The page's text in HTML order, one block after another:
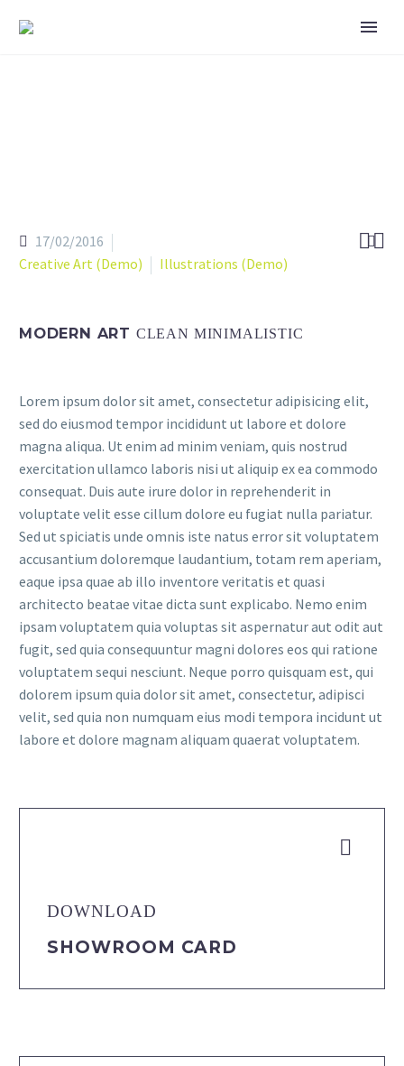

17/02/2016
Creative Art (Demo)
Illustrations (Demo)
MODERN ART CLEAN MINIMALISTIC
Lorem ipsum dolor sit amet, consectetur adipisicing elit,
sed do eiusmod tempor incididunt ut labore et dolore
magna aliqua. Ut enim ad minim veniam, quis nostrud
exercitation ullamco laboris nisi ut aliquip ex ea commodo
consequat. Duis aute irure dolor in reprehenderit in
voluptate velit esse cillum dolore eu fugiat nulla pariatur.
Sed ut spiciatis unde omnis iste natus error sit voluptatem
accusantium doloremque laudantium, totam rem aperiam,
eaque ipsa quae ab illo inventore veritatis et quasi
architecto beatae vitae dicta sunt explicabo. Nemo enim
ipsam voluptatem quia voluptas sit aspernatur aut odit aut
fugit, sed quia consequuntur magni dolores eos qui ratione
voluptatem sequi nesciunt. Neque porro quisquam est, qui
dolorem ipsum quia dolor sit amet, consectetur, adipisci
velit, sed quia non numquam eius modi tempora incidunt ut
labore et dolore magnam aliquam quaerat voluptatem.


DOWNLOAD
SHOWROOM CARD